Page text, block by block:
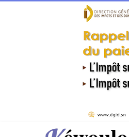
Aller au contenu